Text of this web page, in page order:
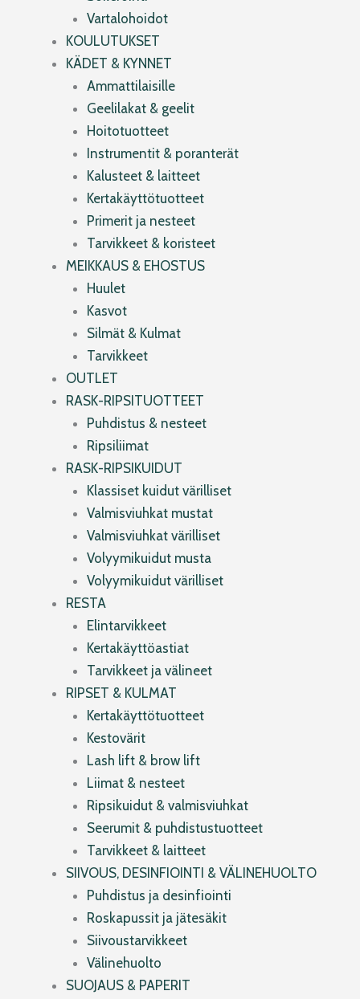
Vartalohoidot
KOULUTUKSET
KÄDET & KYNNET
Ammattilaisille
Geelilakat & geelit
Hoitotuotteet
Instrumentit & poranterät
Kalusteet & laitteet
Kertakäyttötuotteet
Primerit ja nesteet
Tarvikkeet & koristeet
MEIKKAUS & EHOSTUS
Huulet
Kasvot
Silmät & Kulmat
Tarvikkeet
OUTLET
RASK-RIPSITUOTTEET
Puhdistus & nesteet
Ripsiliimat
RASK-RIPSIKUIDUT
Klassiset kuidut värilliset
Valmisviuhkat mustat
Valmisviuhkat värilliset
Volyymikuidut musta
Volyymikuidut värilliset
RESTA
Elintarvikkeet
Kertakäyttöastiat
Tarvikkeet ja välineet
RIPSET & KULMAT
Kertakäyttötuotteet
Kestovärit
Lash lift & brow lift
Liimat & nesteet
Ripsikuidut & valmisviuhkat
Seerumit & puhdistustuotteet
Tarvikkeet & laitteet
SIIVOUS, DESINFIOINTI & VÄLINEHUOLTO
Puhdistus ja desinfiointi
Roskapussit ja jätesäkit
Siivoustarvikkeet
Välinehuolto
SUOJAUS & PAPERIT